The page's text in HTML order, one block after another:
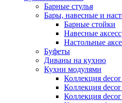
Барные стулья
Бары, навесные и
Барные стойки
Навесные
Настольные
Буфеты
Диваны на кухню
Кухни модулями
Коллекция
Коллекция
Коллекция